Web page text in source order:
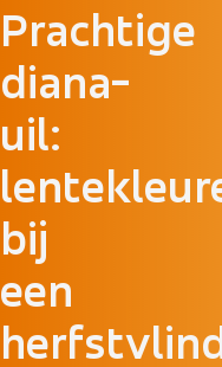
Prachtige
diana-
uil:
bij
een